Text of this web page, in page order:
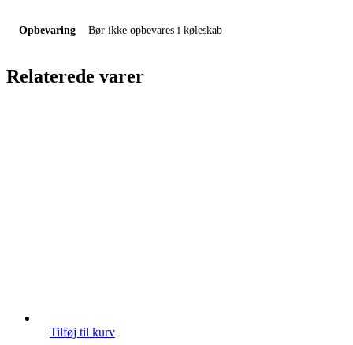
Opbevaring Bør ikke opbevares i køleskab
Relaterede varer
Tilføj til kurv